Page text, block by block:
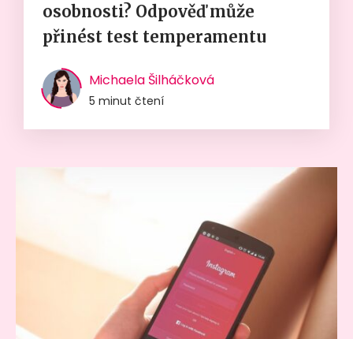
osobnosti? Odpověď může
přinést test temperamentu
Michaela Šilháčková
5 minut čtení